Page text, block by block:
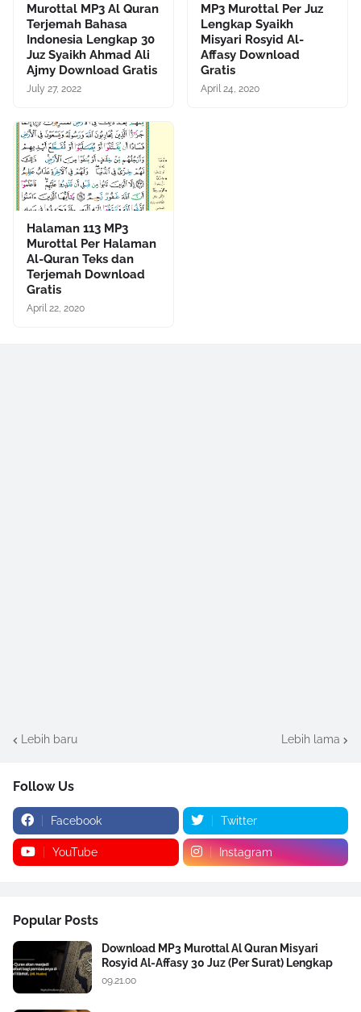
Murottal MP3 Al Quran
Terjemah Bahasa
Indonesia Lengkap 30
Juz Syaikh Ahmad Ali
Ajmy Download Gratis
July 27, 2022
MP3 Murottal Per Juz
Lengkap Syaikh
Misyari Rosyid Al-
Affasy Download
Gratis
April 24, 2020
Halaman 113 MP3
Murottal Per Halaman
Al-Quran Teks dan
Terjemah Download
Gratis
April 22, 2020
Lebih baru Lebih lama
Follow Us
Facebook Twitter
YouTube Instagram
Popular Posts
Download MP3 Murottal Al Quran Misyari
Rosyid Al-Affasy 30 Juz (Per Surat) Lengkap
09.21.00